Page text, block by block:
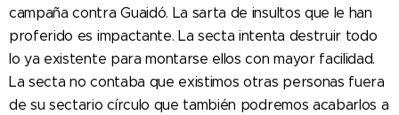
campaña contra Guaidó. La sarta de insultos que le han
proferido es impactante. La secta intenta destruir todo
lo ya existente para montarse ellos con mayor facilidad.
La secta no contaba que existimos otras personas fuera
de su sectario círculo que también podremos acabarlos a